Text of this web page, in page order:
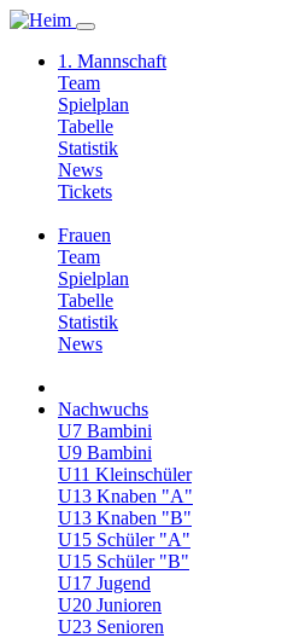
1. Mannschaft
Team
Spielplan
Tabelle
Statistik
News
Tickets
Frauen
Team
Spielplan
Tabelle
Statistik
News
Nachwuchs
U7 Bambini
U9 Bambini
U11 Kleinschüler
U13 Knaben "A"
U13 Knaben "B"
U15 Schüler "A"
U15 Schüler "B"
U17 Jugend
U20 Junioren
U23 Senioren